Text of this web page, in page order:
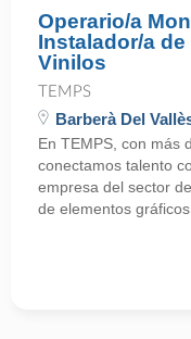
Operario/a
Instalador/a
Vinilos
TEMPS
Barberà Del
En TEMPS, con más
conectamos talento
empresa del sector
de elementos gráficos,